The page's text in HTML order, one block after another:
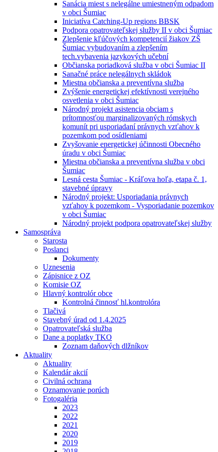
Sanácia miest s nelegálne umiestneným odpadom
v obci Šumiac
Iniciatíva Catching-Up regions BBSK
Podpora opatrovateľskej služby II v obci Šumiac
Zlepšenie kľúčových kompetencií žiakov ZŠ
Šumiac vybudovaním a zlepšením
tech.vybavenia jazykových učební
Občianska poriadková služba v obci Šumiac II
Sanačné práce nelegálnych skládok
Miestna občianska a preventívna služba
Zvýšenie energetickej efektívnosti verejného
osvetlenia v obci Šumiac
Národný projekt asistencia obciam s
prítomnosťou marginalizovaných rómskych
komunít pri usporiadaní právnych vzťahov k
pozemkom pod osídleniami
Zvyšovanie energetickej účinnosti Obecného
úradu v obci Šumiac
Miestna občianska a preventívna služba v obci
Šumiac
Lesná cesta Šumiac - Kráľova hoľa, etapa č. 1,
stavebné úpravy
Národný projekt: Usporiadania právnych
vzťahov k pozemkom - Vysporiadanie pozemkov
v obci Šumiac
Národný projekt podpora opatrovateľskej služby
Samospráva
Starosta
Poslanci
Dokumenty
Uznesenia
Zápisnice z OZ
Komisie OZ
Hlavný kontrolór obce
Kontrolná činnosť hl.kontrolóra
Tlačivá
Stavebný úrad od 1.4.2025
Opatrovateľská služba
Dane a poplatky TKO
Zoznam daňových dlžníkov
Aktuality
Aktuality
Kalendár akcií
Civilná ochrana
Oznamovanie porúch
Fotogaléria
2023
2022
2021
2020
2019